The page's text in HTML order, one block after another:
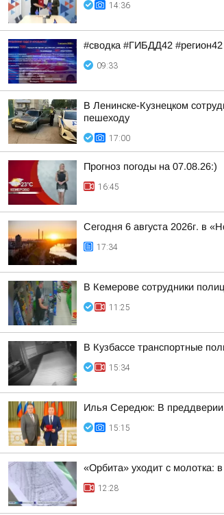
14:36
#сводка #ГИБДД42 #регион42
09:33
В Ленинске-Кузнецком
пешеходу
17:00
Прогноз погоды на 07.08.26:)
16:45
Сегодня 6 августа 2026г. в
17:34
В Кемерове сотрудники
11:25
В Кузбассе транспортные
15:34
Илья Середюк: В преддверии
15:15
«Орбита» уходит с молотка:
12:28